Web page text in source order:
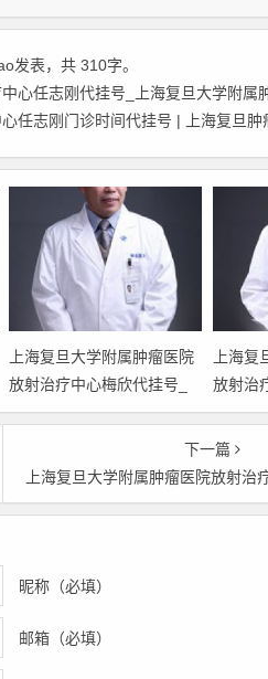
发表，共 310字。
心任志刚代挂号_上海复旦大学附属
任志刚门诊时间代挂号 | 上海复旦肿
上海复旦大学附属肿瘤医院
放射治疗中心梅欣代挂号_
上海复旦大学附属肿瘤医院
放射治疗中心梅欣预约挂号
_上海复旦大学附属肿瘤医
上海
放射治
_上海
院放射
挂号_
下一篇
上海复旦大学附属肿瘤医院放射治疗中心孙文洁代挂号_上海复旦大学附属肿瘤医院放射治疗中心孙文洁预约挂号_上
昵称（必填）
邮箱（必填）